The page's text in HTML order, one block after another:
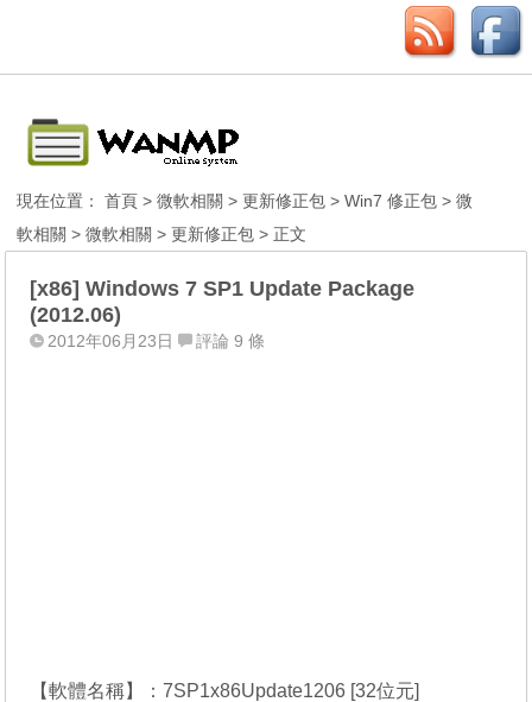
現在位置：首頁 >微軟相關 >更新修正包 >Win7 修正包 >微
軟相關 >微軟相關 >更新修正包 > 正文
[x86] Windows 7 SP1 Update Package
(2012.06)
2012年06月23日 評論 9 條
【軟體名稱】：7SP1x86Update1206 [32位元]